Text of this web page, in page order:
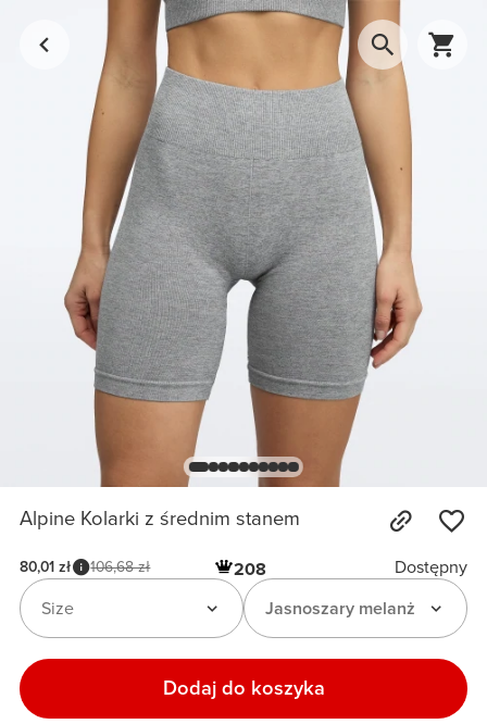
Alpine Kolarki z średnim stanem
80,01 zł 106,68 zł 208
Dostępny
Jasnoszary melanż
Size
Dodaj do koszyka